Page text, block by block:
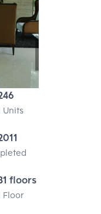
Units
floors
Floor